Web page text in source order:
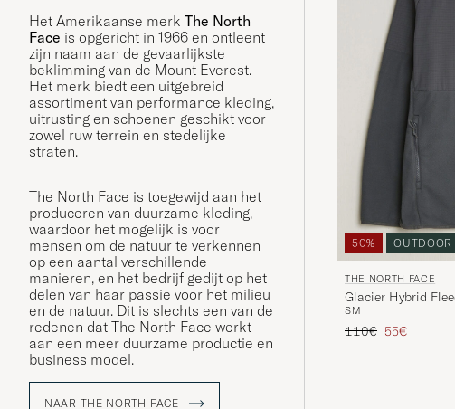
Het Amerikaanse merk The North
Face is opgericht in 1966 en ontleent
zijn naam aan de gevaarlijkste
beklimming van de Mount Everest.
Het merk biedt een uitgebreid
assortiment van performance kleding,
uitrusting en schoenen geschikt voor
zowel ruw terrein en stedelijke
straten.
The North Face is toegewijd aan het
produceren van duurzame kleding,
waardoor het mogelijk is voor
mensen om de natuur te verkennen
op een aantal verschillende
manieren, en het bedrijf gedijt op het
delen van haar passie voor het milieu
en de natuur. Dit is slechts een van de
redenen dat The North Face werkt
aan een meer duurzame productie en
business model.
NAAR THE NORTH FACE
50% OUTDOOR
THE NORTH FACE
SM
Reguliere prijs
110€ Verlaagd prijs
55€